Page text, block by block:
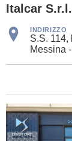
Italcar
INDIRIZZO
S.S. 114,
Messina